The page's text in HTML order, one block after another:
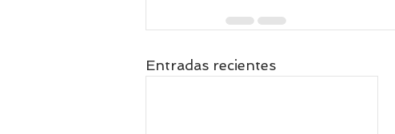
Entradas recientes